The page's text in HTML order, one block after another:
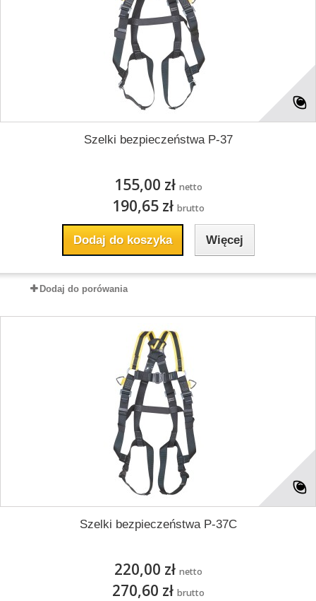
Szelki bezpieczeństwa P-37
155,00 zł netto
190,65 zł brutto
Dodaj do koszyka Więcej
Dodaj do porówania
Szelki bezpieczeństwa P-37C
220,00 zł netto
270,60 zł brutto